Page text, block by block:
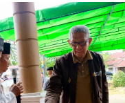
Melanda
7
Kabupaten
di
Kalbar,
148.693
Jiwa
Terdampak